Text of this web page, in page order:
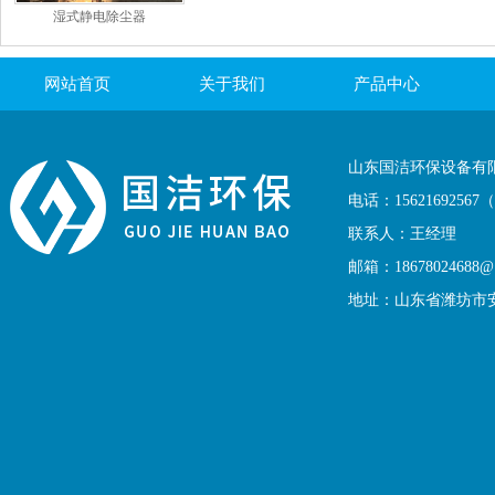
湿式静电除尘器
网站首页 关于我们 产品中心
山东国洁环保设备有
电话：15621692567
联系人：王经理
邮箱：
地址：山东省潍坊市